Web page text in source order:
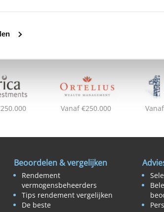
Vanaf €250.000
Beoordelen & vergelijken
Rendement
vermogensbeheerders
Tips rendement vergelijken
De beste